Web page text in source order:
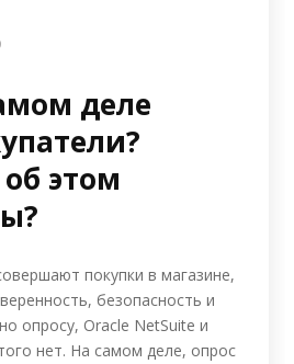
деле
этом
покупки в магазине,
безопасность и
опросу, Oracle NetSuite и
нет. На самом деле, опрос